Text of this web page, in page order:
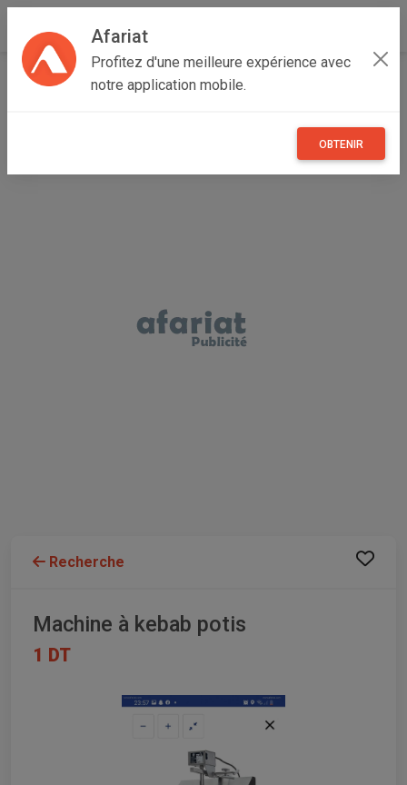
Afariat
Profitez d'une meilleure expérience avec
notre application mobile.
OBTENIR
Accueil Emploi, affaires et services
Recherche
Machine à kebab potis
1 DT